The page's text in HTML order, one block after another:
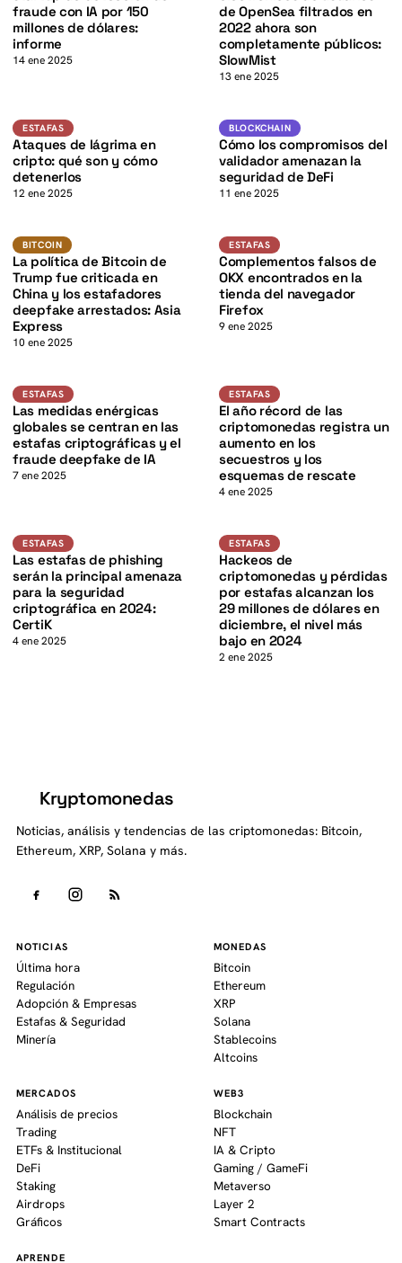
fraude con IA por 150
millones de dólares:
informe
14 ene 2025
de OpenSea filtrados en
2022 ahora son
completamente públicos:
SlowMist
13 ene 2025
Estafas
K
ESTAFAS
Ataques de lágrima en
cripto: qué son y cómo
detenerlos
12 ene 2025
BLOCKCHAINDeFi
BLOCKCHAIN
Cómo los compromisos del
validador amenazan la
seguridad de DeFi
11 ene 2025
BITCOIN BTC
K
BITCOIN
La política de Bitcoin de
Trump fue criticada en
China y los estafadores
deepfake arrestados: Asia
Express
10 ene 2025
Estafas
ESTAFAS
Complementos falsos de
OKX encontrados en la
tienda del navegador
Firefox
9 ene 2025
Estafas
K
ESTAFAS
Las medidas enérgicas
globales se centran en las
estafas criptográficas y el
fraude deepfake de IA
7 ene 2025
Estafas
ESTAFAS
El año récord de las
criptomonedas registra un
aumento en los
secuestros y los
esquemas de rescate
4 ene 2025
Estafas
K
ESTAFAS
Las estafas de phishing
serán la principal amenaza
para la seguridad
criptográfica en 2024:
CertiK
4 ene 2025
Estafas
ESTAFAS
Hackeos de
criptomonedas y pérdidas
por estafas alcanzan los
29 millones de dólares en
diciembre, el nivel más
bajo en 2024
2 ene 2025
Kryptomonedas
Noticias, análisis y tendencias de las criptomonedas: Bitcoin,
Ethereum, XRP, Solana y más.
NOTICIAS
Última hora
Regulación
Adopción & Empresas
Estafas & Seguridad
Minería
MONEDAS
Bitcoin
Ethereum
XRP
Solana
Stablecoins
Altcoins
MERCADOS
Análisis de precios
Trading
ETFs & Institucional
DeFi
Staking
Airdrops
Gráficos
WEB3
Blockchain
NFT
IA & Cripto
Gaming / GameFi
Metaverso
Layer 2
Smart Contracts
APRENDE